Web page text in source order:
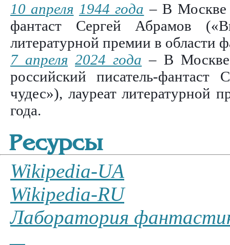
10 апреля 1944 года – В Москве
фантаст Сергей Абрамов
литературной премии в области
7 апреля 2024 года – В Москве
российский писатель-
чудес»), лауреат литературной
года.
Ресурсы
Wikipedia-UA
Wikipedia-RU
Лаборатория